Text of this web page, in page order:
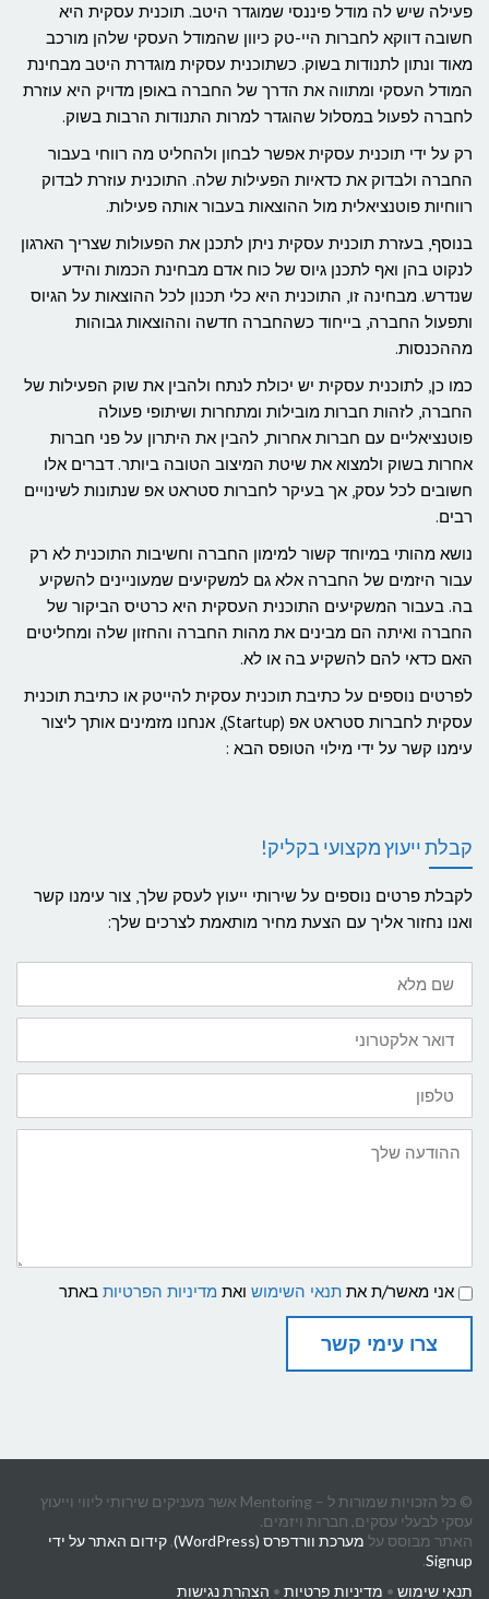
פעילה שיש לה מודל פיננסי שמוגדר היטב. תוכנית עסקית היא
חשובה דווקא לחברות היי-טק כיוון שהמודל העסקי שלהן מורכב
מאוד ונתון לתנודות בשוק. כשתוכנית עסקית מוגדרת היטב מבחינת
המודל העסקי ומתווה את הדרך של החברה באופן מדויק היא עוזרת
לחברה לפעול במסלול שהוגדר למרות התנודות הרבות בשוק.
רק על ידי תוכנית עסקית אפשר לבחון ולהחליט מה רווחי בעבור
החברה ולבדוק את כדאיות הפעילות שלה. התוכנית עוזרת לבדוק
רווחיות פוטנציאלית מול ההוצאות בעבור אותה פעילות.
בנוסף, בעזרת תוכנית עסקית ניתן לתכנן את הפעולות שצריך הארגון
לנקוט בהן ואף לתכנן גיוס של כוח אדם מבחינת הכמות והידע
שנדרש. מבחינה זו, התוכנית היא כלי תכנון לכל ההוצאות על הגיוס
ותפעול החברה, בייחוד כשהחברה חדשה וההוצאות גבוהות
מההכנסות.
כמו כן, לתוכנית עסקית יש יכולת לנתח ולהבין את שוק הפעילות של
החברה, לזהות חברות מובילות ומתחרות ושיתופי פעולה
פוטנציאליים עם חברות אחרות, להבין את היתרון על פני חברות
אחרות בשוק ולמצוא את שיטת המיצוב הטובה ביותר. דברים אלו
חשובים לכל עסק, אך בעיקר לחברות סטראט אפ שנתונות לשינויים
רבים.
נושא מהותי במיוחד קשור למימון החברה וחשיבות התוכנית לא רק
עבור היזמים של החברה אלא גם למשקיעים שמעוניינים להשקיע
בה. בעבור המשקיעים התוכנית העסקית היא כרטיס הביקור של
החברה ואיתה הם מבינים את מהות החברה והחזון שלה ומחליטים
האם כדאי להם להשקיע בה או לא.
לפרטים נוספים על כתיבת תוכנית עסקית להייטק או כתיבת תוכנית
עסקית לחברות סטראט אפ (Startup), אנחנו מזמינים אותך ליצור
עימנו קשר על ידי מילוי הטופס הבא :
קבלת ייעוץ מקצועי בקליק!
לקבלת פרטים נוספים על שירותי ייעוץ לעסק שלך, צור עימנו קשר
ואנו נחזור אליך עם הצעת מחיר מותאמת לצרכים שלך:
שם
מלא
דואר
אלקטרוני
טלפון
ההודעה
שלך
תנאי
שימוש
ומדיניות
פרטיות
אני מאשר/ת את תנאי השימוש ואת מדיניות הפרטיות באתר
צרו עימי קשר
© כל הזכויות שמורות ל – Mentoring אשר מעניקים שירותי ליווי וייעוץ
עסקי לבעלי עסקים, חברות ויזמים.
האתר מבוסס על מערכת וורדפרס (WordPress) , קידום האתר על ידי
Signup
.
תנאי שימוש • מדיניות פרטיות • הצהרת נגישות